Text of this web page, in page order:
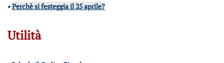
•Perchè si festeggia il 25 aprile?
Utilità